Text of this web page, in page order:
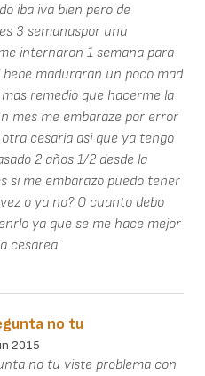
iba iva bien pero de
3 semanaspor una
internaron 1 semana para
bebe maduraran un poco mad
remedio que hacerme la
mes me embaraze por error
cesaria asi que ya tengo
2 años 1/2 desde la
si me embarazo puedo tener
o ya no? O cuanto debo
ya que se me hace mejor
cesarea
no tu
2015
no tu viste problema con